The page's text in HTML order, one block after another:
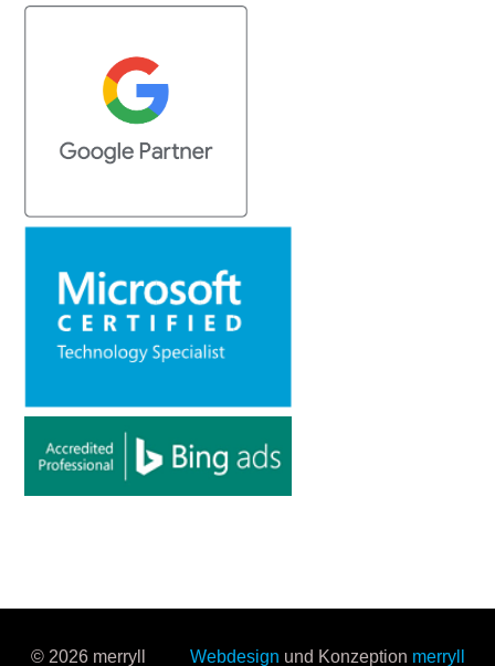
© 2026 merryll Webdesign und Konzeption merryll